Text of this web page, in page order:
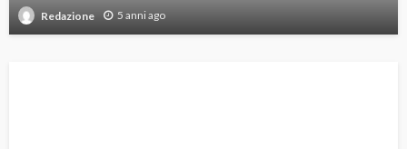
Redazione 5 anni ago